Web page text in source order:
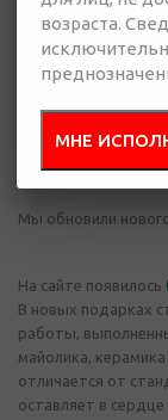
14 октября 2020
Мы обновили
На сайте появилось
В новых подарках
работы,
майолика,
отличается от
оставляет в
возраста.
МНЕ